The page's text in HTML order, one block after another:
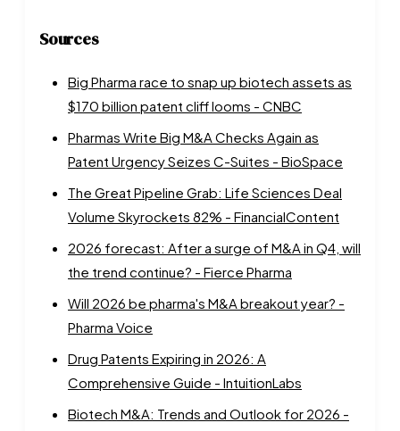
Sources
Big Pharma race to snap up biotech assets as
$170 billion patent cliff looms - CNBC
Pharmas Write Big M&A Checks Again as
Patent Urgency Seizes C-Suites - BioSpace
The Great Pipeline Grab: Life Sciences Deal
Volume Skyrockets 82% - FinancialContent
2026 forecast: After a surge of M&A in Q4, will
the trend continue? - Fierce Pharma
Will 2026 be pharma's M&A breakout year? -
Pharma Voice
Drug Patents Expiring in 2026: A
Comprehensive Guide - IntuitionLabs
Biotech M&A: Trends and Outlook for 2026 -